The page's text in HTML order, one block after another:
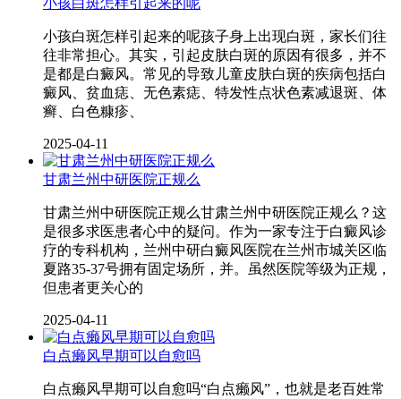
小孩白斑怎样引起来的呢
小孩白斑怎样引起来的呢孩子身上出现白斑，家长们往
往非常担心。其实，引起皮肤白斑的原因有很多，并不
是都是白癜风。常见的导致儿童皮肤白斑的疾病包括白
癜风、贫血痣、无色素痣、特发性点状色素减退斑、体
癣、白色糠疹、
2025-04-11
甘肃兰州中研医院正规么
甘肃兰州中研医院正规么甘肃兰州中研医院正规么？这
是很多求医患者心中的疑问。作为一家专注于白癜风诊
疗的专科机构，兰州中研白癜风医院在兰州市城关区临
夏路35-37号拥有固定场所，并。虽然医院等级为正规，
但患者更关心的
2025-04-11
白点癞风早期可以自愈吗
白点癞风早期可以自愈吗“白点癞风”，也就是老百姓常